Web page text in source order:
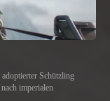
Schützling
imperialen